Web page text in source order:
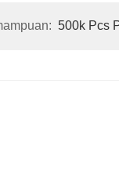
500k Pcs